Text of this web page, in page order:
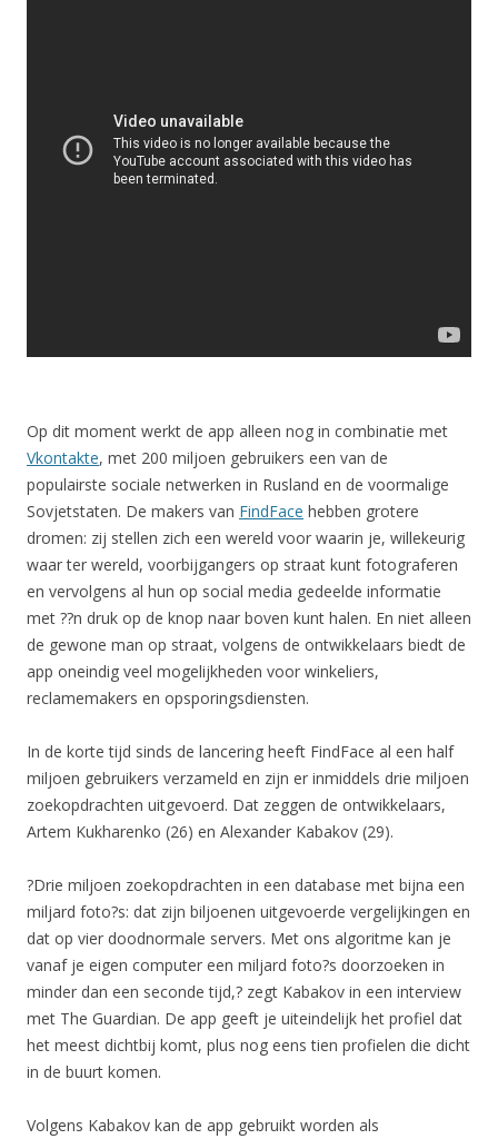
Op dit moment werkt de app alleen nog in combinatie met
Vkontakte, met 200 miljoen gebruikers een van de
populairste sociale netwerken in Rusland en de voormalige
Sovjetstaten. De makers van FindFace hebben grotere
dromen: zij stellen zich een wereld voor waarin je, willekeurig
waar ter wereld, voorbijgangers op straat kunt fotograferen
en vervolgens al hun op social media gedeelde informatie
met ??n druk op de knop naar boven kunt halen. En niet alleen
de gewone man op straat, volgens de ontwikkelaars biedt de
app oneindig veel mogelijkheden voor winkeliers,
reclamemakers en opsporingsdiensten.
In de korte tijd sinds de lancering heeft FindFace al een half
miljoen gebruikers verzameld en zijn er inmiddels drie miljoen
zoekopdrachten uitgevoerd. Dat zeggen de ontwikkelaars,
Artem Kukharenko (26) en Alexander Kabakov (29).
?Drie miljoen zoekopdrachten in een database met bijna een
miljard foto?s: dat zijn biljoenen uitgevoerde vergelijkingen en
dat op vier doodnormale servers. Met ons algoritme kan je
vanaf je eigen computer een miljard foto?s doorzoeken in
minder dan een seconde tijd,? zegt Kabakov in een interview
met The Guardian. De app geeft je uiteindelijk het profiel dat
het meest dichtbij komt, plus nog eens tien profielen die dicht
in de buurt komen.
Volgens Kabakov kan de app gebruikt worden als